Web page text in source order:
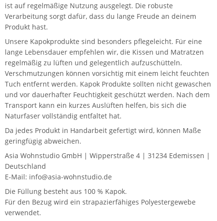
ist auf regelmäßige Nutzung ausgelegt. Die robuste
Verarbeitung sorgt dafür, dass du lange Freude an deinem
Produkt hast.
Unsere Kapokprodukte sind besonders pflegeleicht. Für eine
lange Lebensdauer empfehlen wir, die Kissen und Matratzen
regelmäßig zu lüften und gelegentlich aufzuschütteln.
Verschmutzungen können vorsichtig mit einem leicht feuchten
Tuch entfernt werden. Kapok Produkte sollten nicht gewaschen
und vor dauerhafter Feuchtigkeit geschützt werden. Nach dem
Transport kann ein kurzes Auslüften helfen, bis sich die
Naturfaser vollständig entfaltet hat.
Da jedes Produkt in Handarbeit gefertigt wird, können Maße
geringfügig abweichen.
Asia Wohnstudio GmbH | Wipperstraße 4 | 31234 Edemissen |
Deutschland
E-Mail: info@asia-wohnstudio.de
Die Füllung besteht aus 100 % Kapok.
Für den Bezug wird ein strapazierfähiges Polyestergewebe
verwendet.